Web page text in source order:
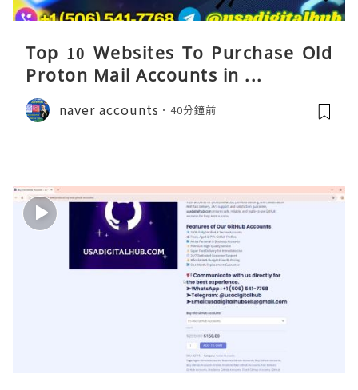
Top 10 Websites To Purchase Old
Proton Mail Accounts in ...
naver accounts 40分鐘前